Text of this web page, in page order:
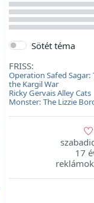
Sötét téma
FRISS:
Operation Safed
the Kargil War
Ricky Gervais Alley Cats
Monster: The Lizzie
17